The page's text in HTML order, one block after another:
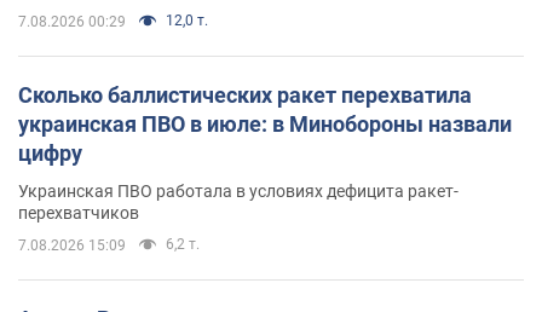
7.08.2026 00:29 12,0 т.
Сколько баллистических ракет перехватила
украинская ПВО в июле: в Минобороны назвали
цифру
Украинская ПВО работала в условиях дефицита ракет-
перехватчиков
7.08.2026 15:09 6,2 т.